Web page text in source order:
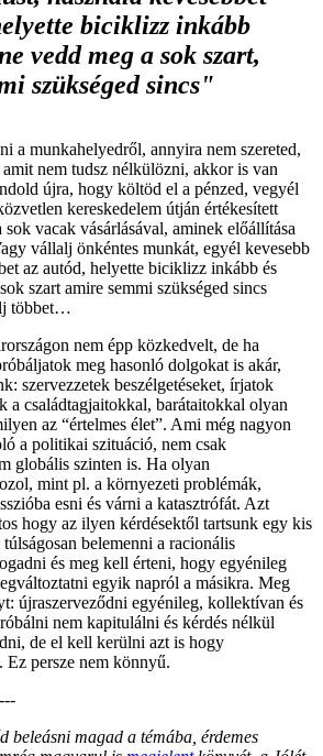
biciklizz inkább
vedd meg a sok szart,
szükséged sincs"
a munkahelyedről, annyira nem szereted,
nem tudsz nélkülözni, akkor is van
újra, hogy költöd el a pénzed, vegyél
kereskedelem útján értékesített
vacak vásárlásával, aminek előállítása
vállalj önkéntes munkát, egyél kevesebb
az autód, helyette biciklizz inkább és
szart amire semmi szükséged sincs
többet…
nem épp közkedvelt, de ha
meg hasonló dolgokat is akár,
szervezzetek beszélgetéseket, írjatok
a családtagjaitokkal, barátaitokkal olyan
az “értelmes élet”. Ami még nagyon
a politikai szituáció, nem csak
globális szinten is. Ha olyan
mint pl. a környezeti problémák,
esni és várni a katasztrófát. Azt
hogy az ilyen kérdésektől tartsunk egy kis
belemenni a racionális
és meg kell érteni, hogy egyénileg
egyik napról a másikra. Meg
újraszerveződni egyénileg, kollektívan és
nem kapitulálni és kérdés nélkül
de el kell kerülni azt is hogy
persze nem könnyű.
beleásni magad a témába, érdemes